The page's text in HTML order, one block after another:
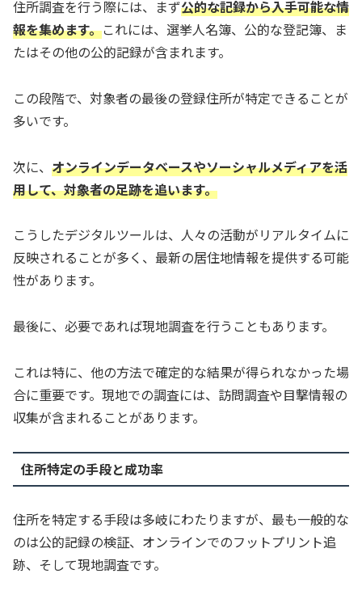
住所調査を行う際には、まず公的な記録から入手可能な情
報を集めます。これには、選挙人名簿、公的な登記簿、ま
たはその他の公的記録が含まれます。
この段階で、対象者の最後の登録住所が特定できることが
多いです。
次に、 オンラインデータベースやソーシャルメディアを活
用して、対象者の足跡を追います。
こうしたデジタルツールは、人々の活動がリアルタイムに
反映されることが多く、最新の居住地情報を提供する可能
性があります。
最後に、必要であれば現地調査を行うこともあります。
これは特に、他の方法で確定的な結果が得られなかった場
合に重要です。現地での調査には、訪問調査や目撃情報の
収集が含まれることがあります。
住所特定の手段と成功率
住所を特定する手段は多岐にわたりますが、最も一般的な
のは公的記録の検証、オンラインでのフットプリント追
跡、そして現地調査です。